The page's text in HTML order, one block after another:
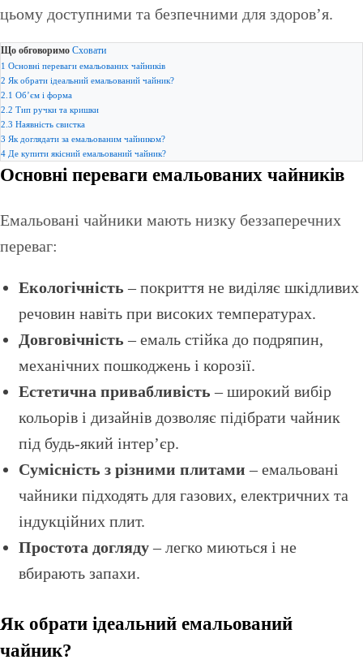
цьому доступними та безпечними для здоров’я.
Що обговоримо Сховати
1 Основні переваги емальованих чайників
2 Як обрати ідеальний емальований чайник?
2.1 Об’єм і форма
2.2 Тип ручки та кришки
2.3 Наявність свистка
3 Як доглядати за емальованим чайником?
4 Де купити якісний емальований чайник?
Основні переваги емальованих чайників
Емальовані чайники мають низку беззаперечних
переваг:
Екологічність – покриття не виділяє шкідливих
речовин навіть при високих температурах.
Довговічність – емаль стійка до подряпин,
механічних пошкоджень і корозії.
Естетична привабливість – широкий вибір
кольорів і дизайнів дозволяє підібрати чайник
під будь-який інтер’єр.
Сумісність з різними плитами – емальовані
чайники підходять для газових, електричних та
індукційних плит.
Простота догляду– легко миються і не
вбирають запахи.
Як обрати ідеальний емальований
чайник?